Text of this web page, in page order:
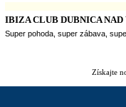
IBIZA CLUB DUBNICA NAD
Super pohoda, super zábava,
Získajte